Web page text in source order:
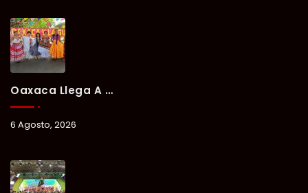
Oaxaca Llega A Chetumal Con El Color, Sabor Y Tradición De La Guelaguetza 2026.
6 Agosto, 2026